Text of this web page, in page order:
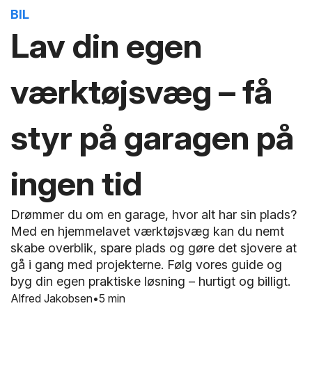
Lav din egen
værktøjsvæg – få
styr på garagen på
ingen tid
BIL
5 min
Drømmer du om en garage, hvor alt har sin plads?
Med en hjemmelavet værktøjsvæg kan du nemt
skabe overblik, spare plads og gøre det sjovere at
gå i gang med projekterne. Følg vores guide og
byg din egen praktiske løsning – hurtigt og billigt.
Alfred Jakobsen